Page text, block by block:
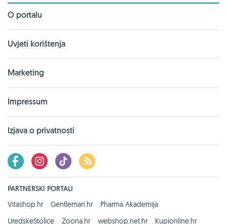
O portalu
Uvjeti korištenja
Marketing
Impressum
Izjava o privatnosti
PARTNERSKI PORTALI
Vitashop.hr
Gentleman.hr
Pharma Akademija
UredskeStolice
Zoona.hr webshop.net.hr Kupionline.hr